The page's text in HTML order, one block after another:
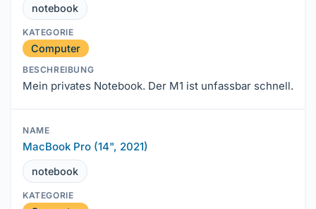
notebook
Computer
Mein privates Notebook. Der M1 ist unfassbar schnell.
MacBook Pro (14", 2021)
notebook